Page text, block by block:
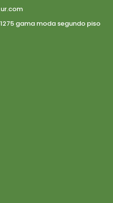
gama moda segundo piso